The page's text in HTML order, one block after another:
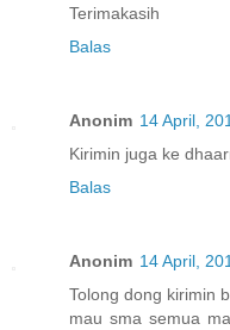
Terimakasih
Balas
Anonim 14 April,
Kirimin juga ke
Balas
Anonim 14 April,
Tolong dong kirimin
mau sma semua